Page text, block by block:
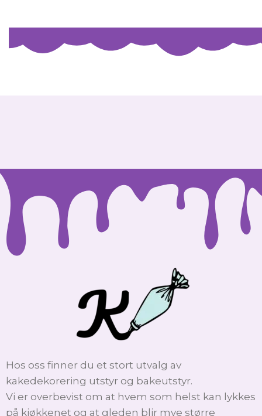
Hos oss finner du et stort utvalg av
kakedekorering utstyr og bakeutstyr.
Vi er overbevist om at hvem som helst kan lykkes
på kjøkkenet og at gleden blir mye større